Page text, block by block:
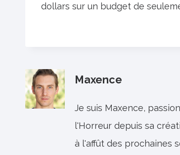
dollars sur un budget de
Maxence
Je suis Maxence,
l'Horreur depuis sa
à l'affût des prochaines